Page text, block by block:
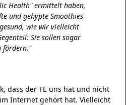
Health" ermittelt haben,
und gehypte Smoothies
wie wir vielleicht
Sie sollen sogar
fördern."
dass der TE uns hat und nicht
Internet gehört hat. Vielleicht